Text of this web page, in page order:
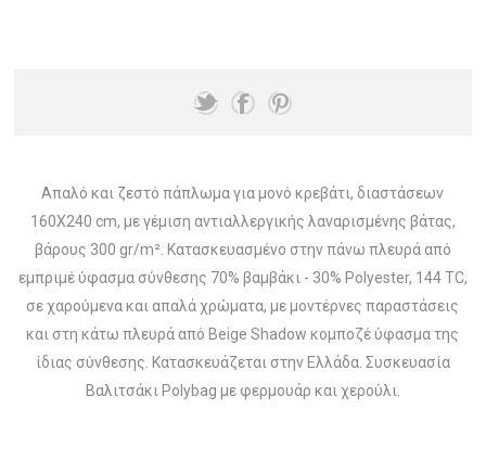
Απαλό και ζεστό πάπλωμα για μονό κρεβάτι, διαστάσεων
160Χ240 cm, με γέμιση αντιαλλεργικής λαναρισμένης βάτας,
βάρους 300 gr/m². Κατασκευασμένo στην πάνω πλευρά από
εμπριμέ ύφασμα σύνθεσης 70% βαμβάκι - 30% Polyester, 144 TC,
σε χαρούμενα και απαλά χρώματα, με μοντέρνες παραστάσεις
και στη κάτω πλευρά από Beige Shadow κομποζέ ύφασμα της
ίδιας σύνθεσης. Κατασκευάζεται στην Ελλάδα. Συσκευασία
Βαλιτσάκι Polybag με φερμουάρ και χερούλι.